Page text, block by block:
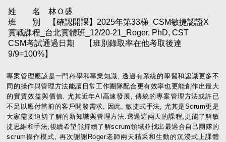
姓 名 林Ｏ盛
班 別 【確認開課】2025年第33梯_CSM敏捷認證X
實戰課程_台北實體班_12/20-21_Roger, PhD, CST
CSM考試通過日期
【班別錄取率在他考取後達
9/9=100%】
專案管理應該是一門科學和專業知識, 透過有系統的學習和認識更多不
同的操作與管理方法能讓日常工作團隊配合更有效率也更能創作出最大
的實質效益與價值. 尤其近年AI高速發展, 傳統的專案管理方法或許已
不足以應付當前的客戶開發需求, 因此, 敏捷式手法, 尤其是Scrum更是
大家需要迫切了解的新知識與管理方法.透過這兩天的課程,更能了解敏
捷思維和手法,後續希望能持續了解scrum領域並找出最適合自己團隊的
scrum操作模式, 再次謝謝Roger老師兩天精采和生動的沉浸式上課體